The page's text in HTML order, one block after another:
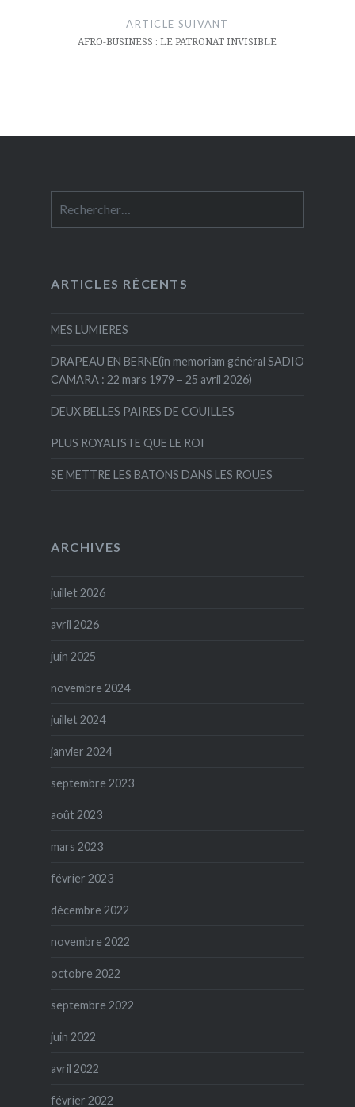
ARTICLE SUIVANT
AFRO-BUSINESS : LE PATRONAT INVISIBLE
ARTICLES RÉCENTS
MES LUMIERES
DRAPEAU EN BERNE(in memoriam général SADIO
CAMARA : 22 mars 1979 – 25 avril 2026)
DEUX BELLES PAIRES DE COUILLES
PLUS ROYALISTE QUE LE ROI
SE METTRE LES BATONS DANS LES ROUES
ARCHIVES
juillet 2026
avril 2026
juin 2025
novembre 2024
juillet 2024
janvier 2024
septembre 2023
août 2023
mars 2023
février 2023
décembre 2022
novembre 2022
octobre 2022
septembre 2022
juin 2022
avril 2022
février 2022